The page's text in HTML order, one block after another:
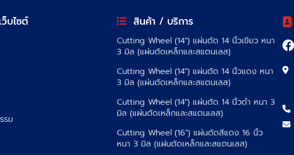
บไซต์
รม
สินค้า / บริการ
Cutting Wheel (14″) แผ่นตัด 14 นิ้วเขียว หนา
3 มิล (แผ่นตัดเหล็กและสแตนเลส)
Cutting Wheel (14″) แผ่นตัด 14 นิ้วแดง หนา
3 มิล (แผ่นตัดเหล็กและสแตนเลส)
Cutting Wheel (14″) แผ่นตัด 14 นิ้วดำ หนา 3
มิล (แผ่นตัดเหล็กและสแตนเลส)
Cutting Wheel (16″) แผ่นตัดสีแดง 16 นิ้ว
หนา 3 มิล (แผ่นตัดเหล็กและสแตนเลส)